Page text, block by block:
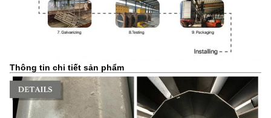
Thông tin chi tiết sản phẩm